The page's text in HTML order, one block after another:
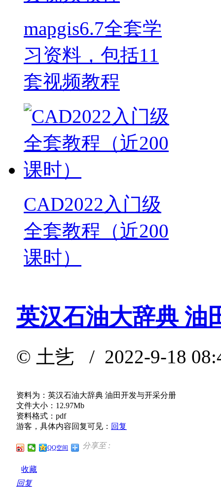
mapgis6.7全套学
习资料，包括11
套视频教程
CAD2022入门级
全套教程（近200
课时）
英汉石油大辞典 油
© 土乧 / 2022-9-18
资料为：英汉石油大辞典 油田开发与开采分册
文件大小：12.97Mb
资料格式：pdf
游客，具体内容回复可见： 回复
分享至 :
QQ空间
收藏
回复